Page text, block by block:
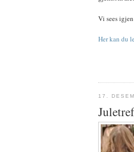
Vi sees
Her kan du
17.